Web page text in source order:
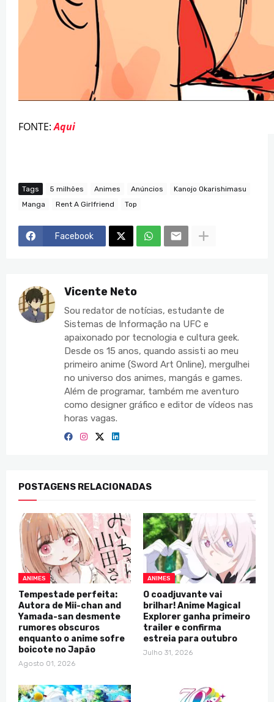
FONTE:Aqui
Tags 5 milhões Animes Anúncios
Kanojo Okarishimasu
Manga
Rent A Girlfriend Top
Facebook
Vicente Neto
Sou redator de notícias, estudante de
Sistemas de Informação na UFC e
apaixonado por tecnologia e cultura geek.
Desde os 15 anos, quando assisti ao meu
primeiro anime (Sword Art Online), mergulhei
no universo dos animes, mangás e games.
Além de programar, também me aventuro
como designer gráfico e editor de vídeos nas
horas vagas.
POSTAGENS RELACIONADAS
ANIMES
Tempestade perfeita:
Autora de Mii-chan and
Yamada-san desmente
rumores obscuros
enquanto o anime sofre
boicote no Japão
Agosto 01, 2026
ANIMES
O coadjuvante vai
brilhar! Anime Magical
Explorer ganha primeiro
trailer e confirma
estreia para outubro
Julho 31, 2026